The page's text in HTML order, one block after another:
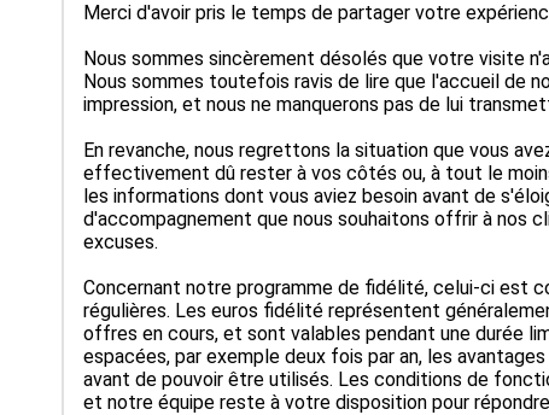
Merci d'avoir pris le temps de partager votre
Nous sommes sincèrement désolés que votre visite
Nous sommes toutefois ravis de lire que l'accueil de
impression, et nous ne manquerons pas de lui
En revanche, nous regrettons la situation que vous
effectivement dû rester à vos côtés ou, à tout le
les informations dont vous aviez besoin avant de
d'accompagnement que nous souhaitons offrir à nos
excuses.
Concernant notre programme de fidélité, celui-ci est
régulières. Les euros fidélité représentent
offres en cours, et sont valables pendant une durée
espacées, par exemple deux fois par an, les
avant de pouvoir être utilisés. Les conditions de
et notre équipe reste à votre disposition pour